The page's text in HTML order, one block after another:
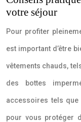
votre séjour
Pour profiter
est important d’être
vêtements chauds,
des bottes
accessoires tels que
pour vous protéger